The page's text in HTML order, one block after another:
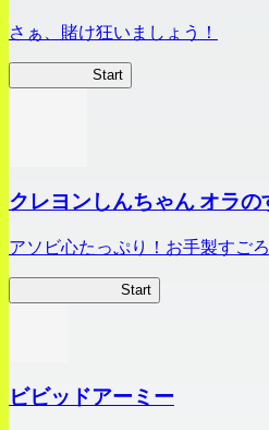
さぁ、賭け狂いましょう！
Start
クレヨンしんちゃん オラ
アソビ心たっぷり！お手製すご
Start
ビビッドアーミー